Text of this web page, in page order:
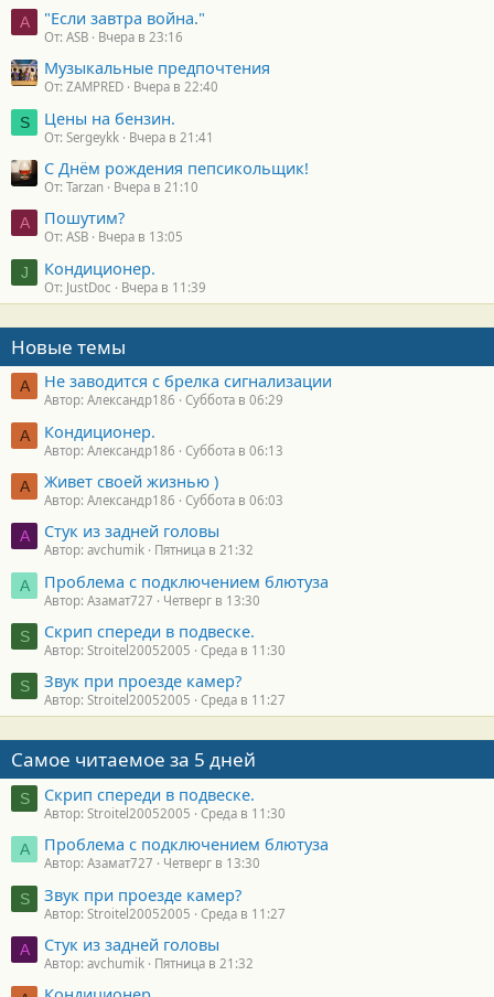
A "Если завтра война."
От: ASB Вчера в 23:16
Музыкальные предпочтения
От: ZAMPRED Вчера в 22:40
S Цены на бензин.
От: Sergeykk Вчера в 21:41
С Днём рождения пепсикольщик!
От: Tarzan Вчера в 21:10
A Пошутим?
От: ASB Вчера в 13:05
J Кондиционер.
От: JustDoc Вчера в 11:39
Новые темы
А Не заводится с брелка сигнализации
Автор: Александр186 Суббота в 06:29
А Кондиционер.
Автор: Александр186 Суббота в 06:13
А Живет своей жизнью )
Автор: Александр186 Суббота в 06:03
A Стук из задней головы
Автор: avchumik Пятница в 21:32
А Проблема с подключением блютуза
Автор: Азамат727 Четверг в 13:30
S Скрип спереди в подвеске.
Автор: Stroitel20052005 Среда в 11:30
S Звук при проезде камер?
Автор: Stroitel20052005 Среда в 11:27
Самое читаемое за 5 дней
S Скрип спереди в подвеске.
Автор: Stroitel20052005 Среда в 11:30
А Проблема с подключением блютуза
Автор: Азамат727 Четверг в 13:30
S Звук при проезде камер?
Автор: Stroitel20052005 Среда в 11:27
A Стук из задней головы
Автор: avchumik Пятница в 21:32